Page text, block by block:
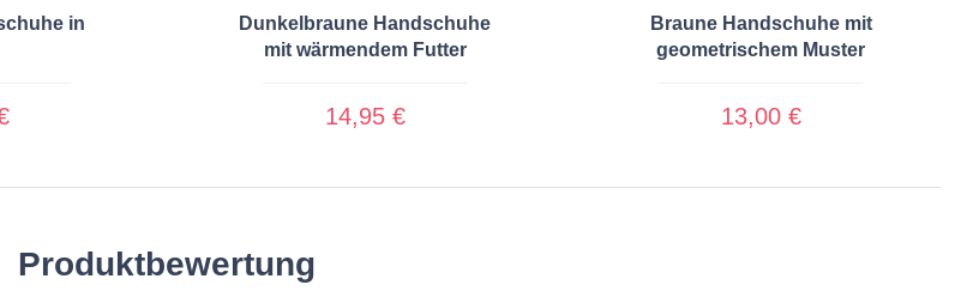
in
Dunkelbraune Handschuhe
mit wärmendem Futter
14,95 €
Braune Handschuhe mit
geometrischem Muster
13,00 €
Produktbewertung